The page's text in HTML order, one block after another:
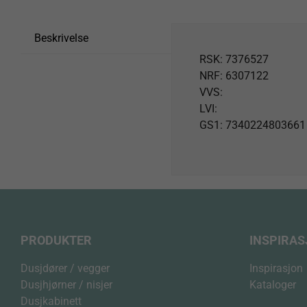
Beskrivelse
RSK: 7376527
NRF: 6307122
VVS:
LVI:
GS1: 7340224803661
PRODUKTER
Dusjdører / vegger
Dusjhjørner / nisjer
Dusjkabinett
Inspirasjon
Kataloger